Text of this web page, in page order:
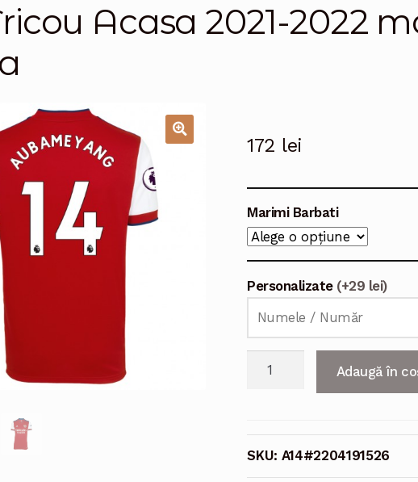
Acasa 2021-2022
172 lei
Marimi Barbati
Personalizate (+29 lei)
Aubameyang
Adaugă în
SKU: A14#2204191526